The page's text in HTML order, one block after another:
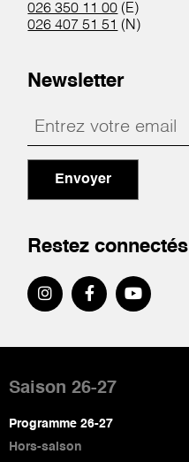
026 350 11 00 (E)
026 407 51 51 (N)
Newsletter
Envoyer
Restez connectés
de
page
Saison 26-27
Programme 26-27
Hors-saison